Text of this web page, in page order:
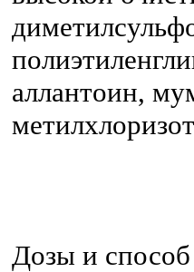
аллантоин,
Дозы и